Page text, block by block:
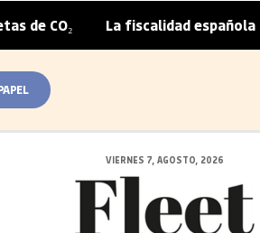
| La fiscalidad española cubre
VIERNES 7, AGOSTO, 2026